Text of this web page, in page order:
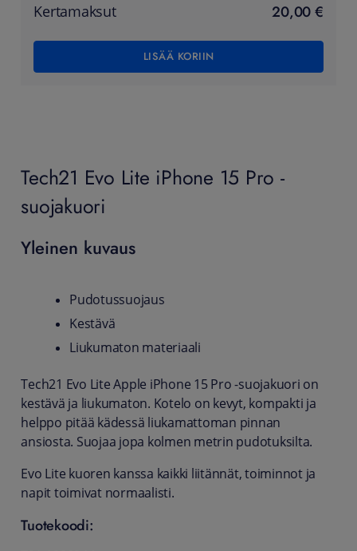
Kertamaksut 20,00 €
LISÄÄ KORIIN
Tech21 Evo Lite iPhone 15 Pro -
suojakuori
Yleinen kuvaus
Pudotussuojaus
Kestävä
Liukumaton materiaali
Tech21 Evo Lite Apple iPhone 15 Pro -suojakuori on
kestävä ja liukumaton. Kotelo on kevyt, kompakti ja
helppo pitää kädessä liukamattoman pinnan
ansiosta. Suojaa jopa kolmen metrin pudotuksilta.
Evo Lite kuoren kanssa kaikki liitännät, toiminnot ja
napit toimivat normaalisti.
Tuotekoodi: